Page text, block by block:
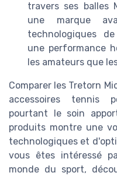
travers ses balles
une marque
technologiques
une performance
les amateurs que
Comparer les Tretorn
accessoires tennis
pourtant le soin
produits montre une
technologiques et
vous êtes intéressé
monde du sport,